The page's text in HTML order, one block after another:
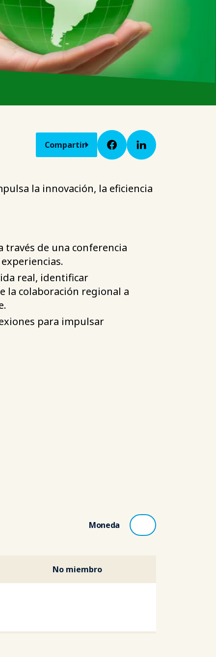
Compartir
la innovación, la eficiencia
través de una conferencia
real, identificar
la colaboración regional a
para impulsar
Moneda
No miembro